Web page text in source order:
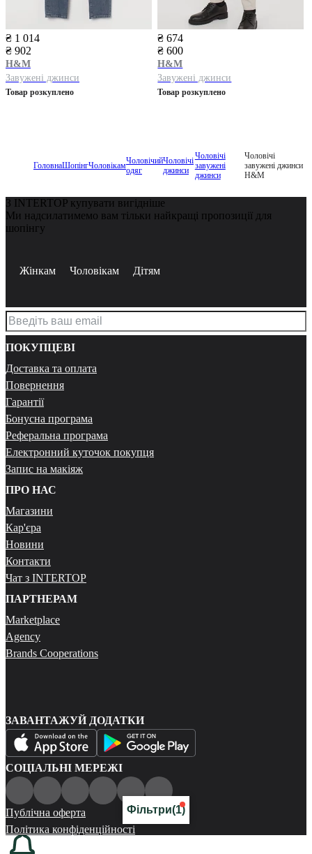
₴ 1 014
₴ 902
H&M
Завужені джинси
Товар розкуплено
₴ 674
₴ 600
H&M
Завужені джинси
Товар розкуплено
ГоловнаШопінгЧоловікамЧоловічий
одяг
Чоловічі
джинси
Чоловічі
завужені
джинси
Чоловічі
завужені джинси
H&M
Фільтри(1)
З INTERTOP купувати вигідніше
Ми надсилатимемо вам тільки найкращі пропозиції для
шопінгу
Жінкам Чоловікам Дітям
ПОКУПЦЕВІ
Доставка та оплата
Повернення
Гарантії
Бонусна програма
Реферальна програма
Електронний куточок покупця
Запис на макіяж
ПРО НАС
Магазини
Кар'єра
Новини
Контакти
Чат з INTERTOP
ПАРТНЕРАМ
Marketplace
Agency
Brands Cooperations
ЗАВАНТАЖУЙ ДОДАТКИ
СОЦІАЛЬНІ МЕРЕЖІ
Публічна оферта
Політика конфіденційності
Карта сайту